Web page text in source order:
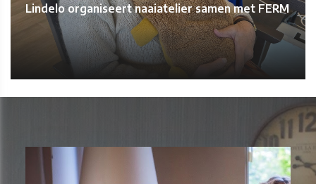
Lindelo organiseert naaiatelier samen met FERM